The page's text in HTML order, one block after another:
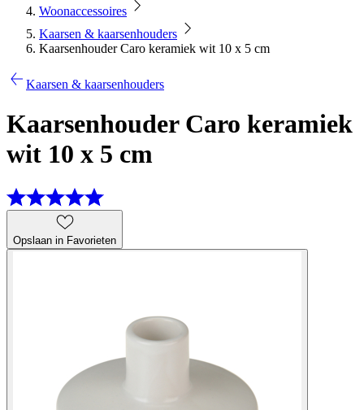
Woonaccessoires
Kaarsen & kaarsenhouders
Kaarsenhouder Caro keramiek wit 10 x 5 cm
Kaarsen & kaarsenhouders
Kaarsenhouder Caro keramiek
wit 10 x 5 cm
Opslaan in Favorieten